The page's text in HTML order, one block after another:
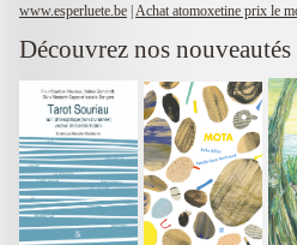
www.esperluete.be | Achat atomoxetine prix le
Découvrez nos